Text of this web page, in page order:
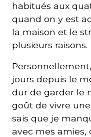
habitués aux
quand on y est
la maison et le
plusieurs raisons.
jours depuis le
dur de garder le
goût de vivre
sais que je
avec mes amies,